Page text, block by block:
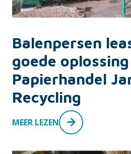
Balenpersen
goede
Papierhandel
Recycling
MEER LEZEN